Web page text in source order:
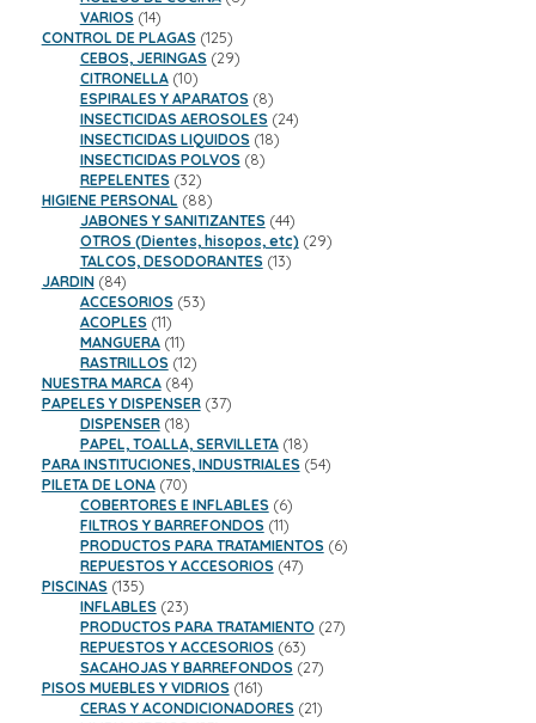
VARIOS 1414
productos
CONTROL DE PLAGAS 125125
productos
CEBOS, JERINGAS 2929
CITRONELLA 1010
productos
ESPIRALES Y APARATOS 88
productos
INSECTICIDAS AEROSOLES 2424
INSECTICIDAS LIQUIDOS 1818
INSECTICIDAS POLVOS 88
REPELENTES 3232
productos
HIGIENE PERSONAL 8888
productos
JABONES Y SANITIZANTES 4444
productos
OTROS (Dientes, hisopos, etc) 2929
TALCOS, DESODORANTES 1313
JARDIN 8484
productos
ACCESORIOS 5353
ACOPLES 1111
productos
MANGUERA 1111
productos
RASTRILLOS 1212
productos
NUESTRA MARCA 8484
productos
PAPELES Y DISPENSER 3737
DISPENSER 1818
productos
PAPEL, TOALLA, SERVILLETA 1818
productos
PARA INSTITUCIONES, INDUSTRIALES 5454
PILETA DE LONA 7070
productos
COBERTORES E INFLABLES 66
productos
FILTROS Y BARREFONDOS 1111
productos
PRODUCTOS PARA TRATAMIENTOS 66
REPUESTOS Y ACCESORIOS 4747
PISCINAS 135135
productos
INFLABLES 2323
productos
PRODUCTOS PARA TRATAMIENTO 2727
REPUESTOS Y ACCESORIOS 6363
productos
SACAHOJAS Y BARREFONDOS 2727
PISOS MUEBLES Y VIDRIOS 161161
productos
CERAS Y ACONDICIONADORES 2121